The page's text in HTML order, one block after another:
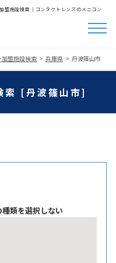
盟施設検索│コンタクトレンズのメニコン
加盟施設検索 兵庫県 丹波篠山市
索 [丹波篠山市]
類を選択しない